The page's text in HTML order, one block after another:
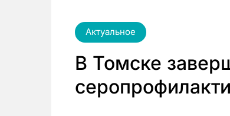
Актуальное
В Томске